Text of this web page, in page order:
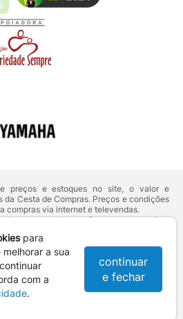
preços e estoques no site, o valor e
da Cesta de Compras. Preços e condições
compras via internet e televendas.
nossos estoques. Para compras acima
prevalecem sobre outros anunciados em
ou sites de buscas. Código de
8.078.
de dados e análises de crédito e risco.
para
a sua
com a
.
continuar
e fechar